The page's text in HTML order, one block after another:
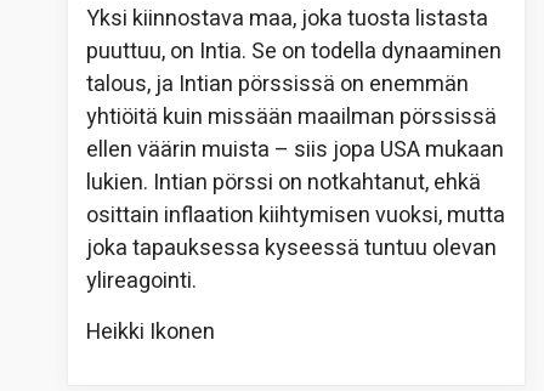
Yksi kiinnostava maa, joka tuosta listasta
puuttuu, on Intia. Se on todella dynaaminen
talous, ja Intian pörssissä on enemmän
yhtiöitä kuin missään maailman pörssissä
ellen väärin muista – siis jopa USA mukaan
lukien. Intian pörssi on notkahtanut, ehkä
osittain inflaation kiihtymisen vuoksi, mutta
joka tapauksessa kyseessä tuntuu olevan
ylireagointi.
Heikki Ikonen